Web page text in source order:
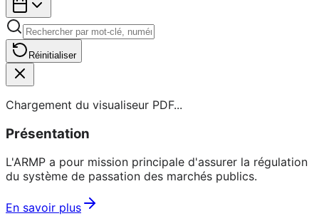
Réinitialiser
Chargement du visualiseur PDF...
Présentation
L'ARMP a pour mission principale d'assurer la régulation
du système de passation des marchés publics.
En savoir plus